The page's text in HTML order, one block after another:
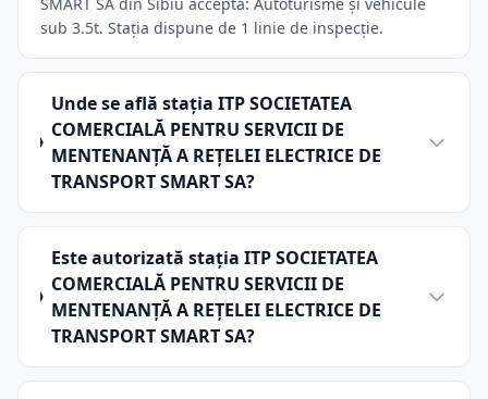
sub 3.5t. Stația dispune de 1 linie de inspecție.
Unde se află stația ITP SOCIETATEA
COMERCIALĂ PENTRU SERVICII DE
MENTENANŢĂ A REŢELEI ELECTRICE DE
TRANSPORT SMART SA?
Este autorizată stația ITP SOCIETATEA
COMERCIALĂ PENTRU SERVICII DE
MENTENANŢĂ A REŢELEI ELECTRICE DE
TRANSPORT SMART SA?